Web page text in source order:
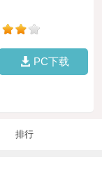
PC下载
排行